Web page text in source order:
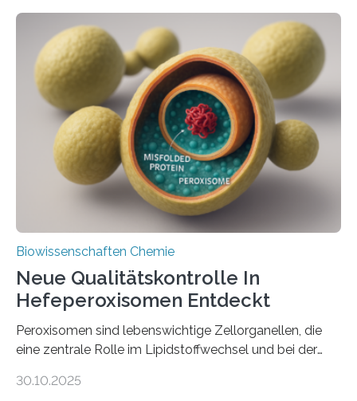
Biowissenschaften Chemie
Neue Qualitätskontrolle In
Hefeperoxisomen Entdeckt
Peroxisomen sind lebenswichtige Zellorganellen, die
eine zentrale Rolle im Lipidstoffwechsel und bei der
erfüllen können, müssen zahlreiche Enzyme präzise in
30.10.2025